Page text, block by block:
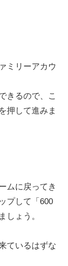
ミリーアカウ
きるので、こ
押して進みま
ムに戻ってき
プして「600
しょう。
ているはずな